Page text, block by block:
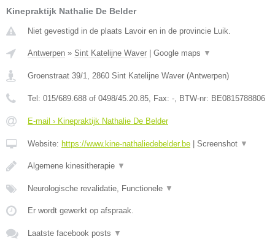
Kinepraktijk Nathalie De Belder
Niet gevestigd in de plaats Lavoir en in de provincie Luik.
Antwerpen » Sint Katelijne Waver Google maps ▼
Groenstraat 39/1, 2860 Sint Katelijne Waver (Antwerpen)
Tel: 015/689.688 of 0498/45.20.85, Fax: -, BTW-nr: BE0815788806
E-mail › Kinepraktijk Nathalie De Belder
Website: https://www.kine-nathaliedebelder.be Screenshot ▼
Algemene kinesitherapie ▼
Neurologische revalidatie, Functionele ▼
Er wordt gewerkt op afspraak.
Laatste facebook posts ▼